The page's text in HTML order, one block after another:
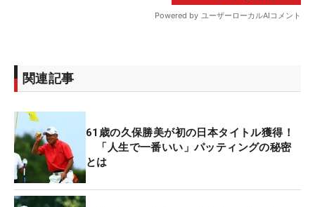
関連記事
61歳の久保勝美が初の日本タイトル獲得！
「人生で一番いい」パッティングの秘密
とは